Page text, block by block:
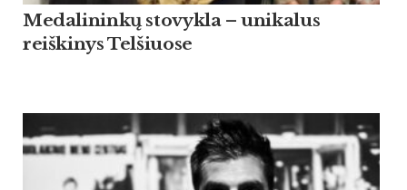
Medalininkų stovykla – unikalus
reiškinys Telšiuose